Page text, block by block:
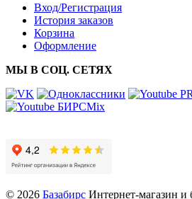
Вход/Регистрация
История заказов
Корзина
Оформление
МЫ В СОЦ. СЕТЯХ
© 2026 Базабирс Интернет-магазин и